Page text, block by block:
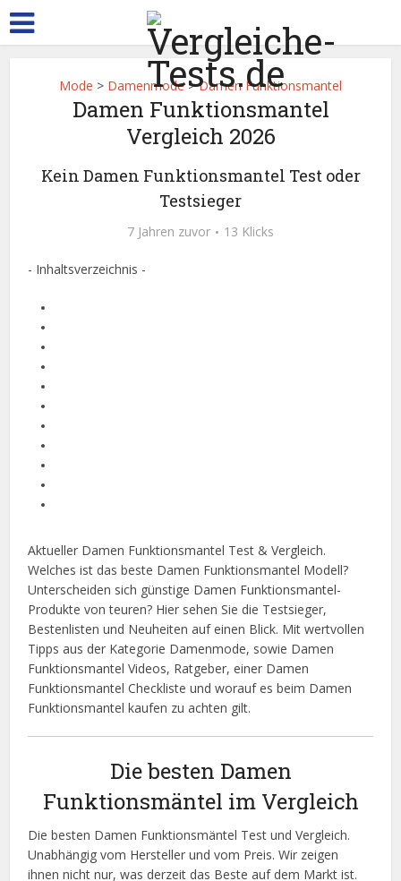
Mode > Damenmode>Damen Funktionsmantel
Damen Funktionsmantel
Vergleich 2026
Kein Damen Funktionsmantel Test oder
Testsieger
7 Jahren zuvor 13 Klicks
- Inhaltsverzeichnis -
Aktueller Damen Funktionsmantel Test & Vergleich.
Welches ist das beste Damen Funktionsmantel Modell?
Unterscheiden sich günstige Damen Funktionsmantel-
Produkte von teuren? Hier sehen Sie die Testsieger,
Bestenlisten und Neuheiten auf einen Blick. Mit wertvollen
Tipps aus der Kategorie Damenmode, sowie Damen
Funktionsmantel Videos, Ratgeber, einer Damen
Funktionsmantel Checkliste und worauf es beim Damen
Funktionsmantel kaufen zu achten gilt.
Die besten Damen
Funktionsmäntel im Vergleich
Die besten Damen Funktionsmäntel Test und Vergleich.
Unabhängig vom Hersteller und vom Preis. Wir zeigen
ihnen nicht nur, was derzeit das Beste auf dem Markt ist.